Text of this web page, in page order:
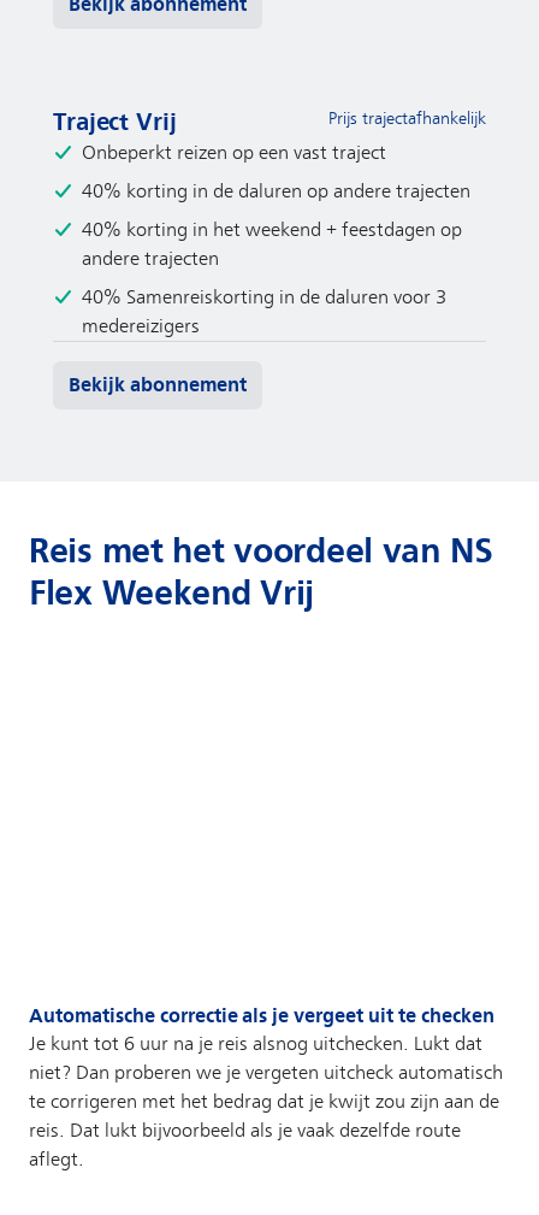
Bekijk abonnement
Reis met het voordeel van NS
Flex Weekend Vrij